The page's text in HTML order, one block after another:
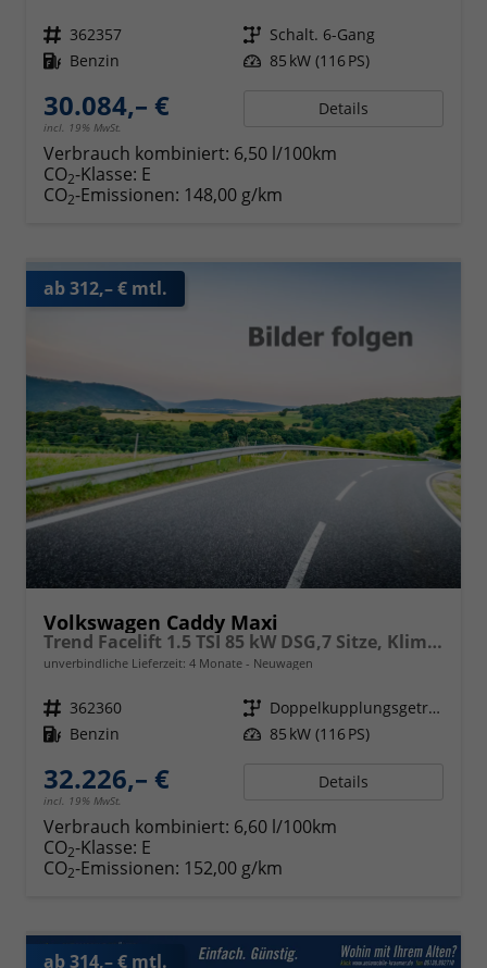
Fahrzeugnr. 362357 Getriebe Schalt. 6-Gang
Kraftstoff Benzin Leistung 85 kW (116 PS)
30.084,– €
incl. 19% MwSt.
Details
Verbrauch kombiniert: 6,50 l/100km
CO2-Klasse: E
CO2-Emissionen: 148,00 g/km
ab 312,– € mtl.
Volkswagen Caddy Maxi
Trend Facelift 1.5 TSI 85 kW DSG,7 Sitze, Klimautomatik, Zuziehhilfe für Schiebetüren u. Heckklppe, App Connevt, Digital Cockpit PRO, PDC v+h, Full Assistenzsysteme, Radio, Navigationsvorbereitung
unverbindliche Lieferzeit: 4 Monate Neuwagen
Fahrzeugnr. 362360 Getriebe
Doppelkupplungsgetriebe (DSG)
Kraftstoff Benzin Leistung 85 kW (116 PS)
32.226,– €
incl. 19% MwSt.
Details
Verbrauch kombiniert: 6,60 l/100km
CO2-Klasse: E
CO2-Emissionen: 152,00 g/km
ab 314,– € mtl.